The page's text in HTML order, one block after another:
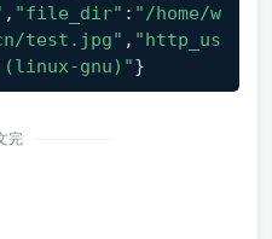
, "file_dir" : "/home/w
test.jpg" , "http_us
(linux-gnu)"}
完